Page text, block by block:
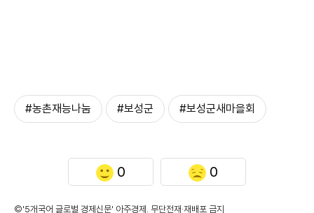
#농촌재능나눔 #보성군 #보성군새마을회
0 0
©'5개국어 글로벌 경제신문' 아주경제. 무단전재·재배포 금지